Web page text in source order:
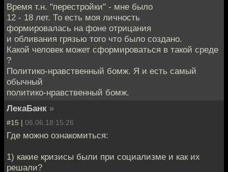
Время т.н. "перестройки" - мне было
12 - 18 лет. То есть моя личность
формировалась на фоне отрицания
и обливания грязью того что было создано.
Какой человек может сформироваться в такой среде
?
Политико-нравственный бомж. Я и есть самый
обычный
политико-нравственный бомж.
ЛекаБанк »
#15 | 06.06.18 15:26
Где можно ознакомиться:
1) какие кризисы были при социализме и как их
решали?